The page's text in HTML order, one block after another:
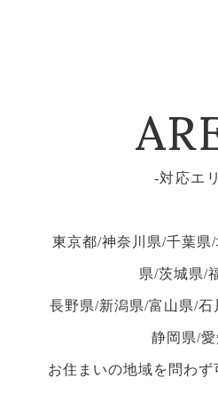
対応エ
東京都/神奈川県/千葉県
県/茨城県/
長野県/新潟県/富山県/
静岡県/愛
お住まいの地域を問わず